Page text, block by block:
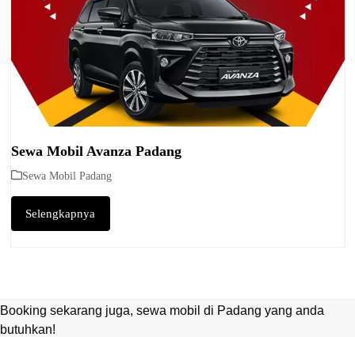
Sewa Mobil Avanza Padang
Sewa Mobil Padang
Selengkapnya
Booking sekarang juga, sewa mobil di Padang yang anda
butuhkan!